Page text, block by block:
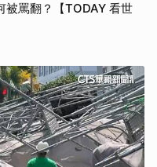
被罵翻？【TODAY 看世